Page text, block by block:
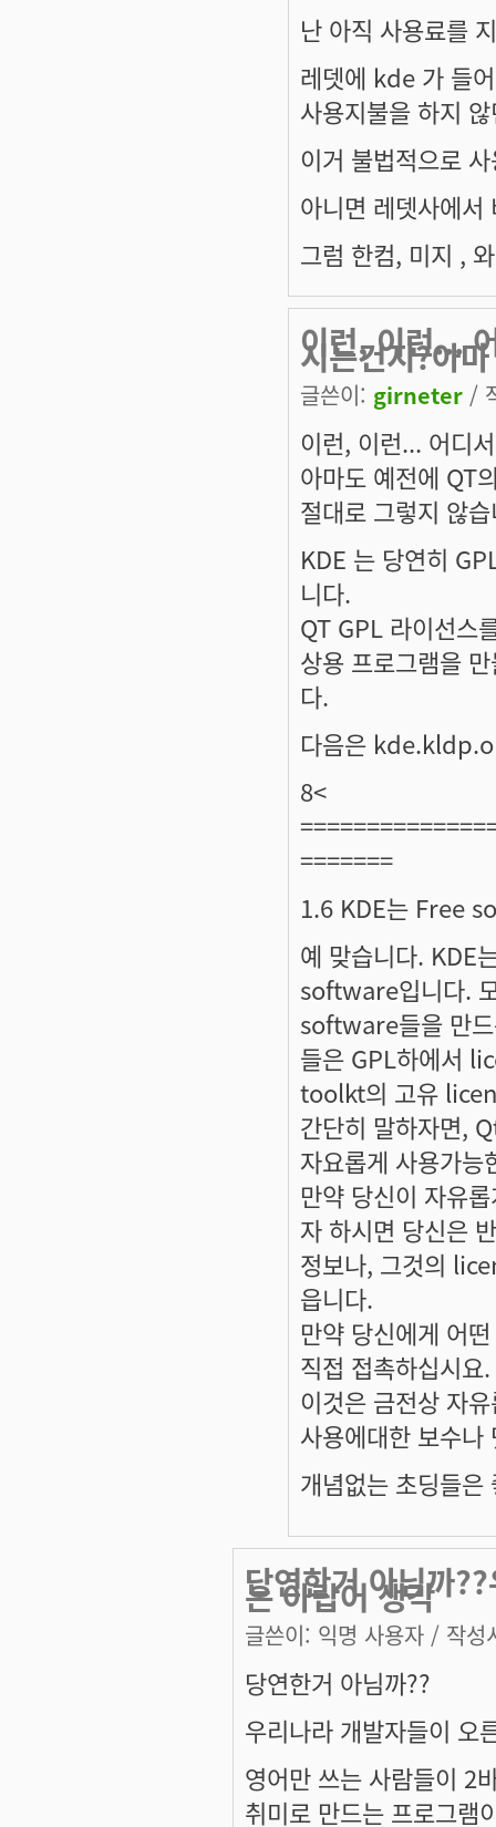
난 아직 사용료를
레뎃에 kde 가 들
사용지불을 하지
이거 불법적으로
아니면 레뎃사에서
그럼 한컴, 미지 ,
이런, 이런...
시는건지?아마
글쓴이: girneter /
이런, 이런... 어디
아마도 예전에 QT
절대로 그렇지 않
KDE 는 당연히
니다.
QT GPL 라이선스
상용 프로그램을
다.
다음은
8<
=======
1.6 KDE는 Free
예 맞습니다.
software입니다.
software들을 만드
들은 GPL하에서
toolkt의 고유
간단히 말하자면,
자요롭게 사용가
만약 당신이 자유
자 하시면 당신은
정보나, 그것의
읍니다.
만약 당신에게 어
직접 접촉하십시요.
이것은 금전상 자
사용에대한 보수나
개념없는 초딩들
당연한거 아님까
는 아랍어 생각
글쓴이: 익명 사용자 / 작성
당연한거 아님까??
우리나라 개발자들이 오
영어만 쓰는 사람들이 2
취미로 만드는 프로그램